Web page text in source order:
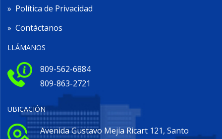
» Política de Privacidad
» Contáctanos
LLÁMANOS
809-562-6884
809-863-2721
UBICACIÓN
Avenida Gustavo Mejía Ricart 121, Santo